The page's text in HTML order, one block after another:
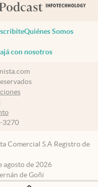
Quiénes Somos
con nosotros
3270
Comercial S.A Registro de
agosto de 2026
de Goñi